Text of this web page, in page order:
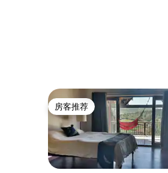
房客推荐
房客推荐